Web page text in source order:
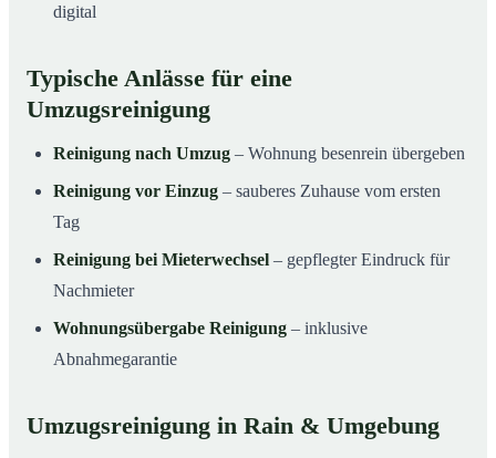
digital
Typische Anlässe für eine
Umzugsreinigung
Reinigung nach Umzug – Wohnung besenrein übergeben
Reinigung vor Einzug – sauberes Zuhause vom ersten
Tag
Reinigung bei Mieterwechsel – gepflegter Eindruck für
Nachmieter
Wohnungsübergabe Reinigung – inklusive
Abnahmegarantie
Umzugsreinigung in Rain & Umgebung